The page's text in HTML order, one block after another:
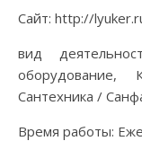
Сайт: http://
вид
оборудование,
Сантехника /
Время работы: